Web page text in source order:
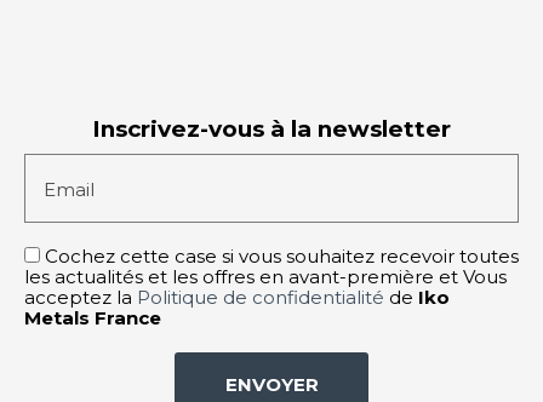
Inscrivez-vous à la newsletter
Email
Cochez cette case si vous souhaitez recevoir toutes
les actualités et les offres en avant-première et Vous
acceptez la Politique de confidentialité de Iko
Metals France